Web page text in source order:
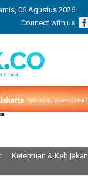
06 Agustus 2026
Connect with us
Ketentuan & Kebijakan